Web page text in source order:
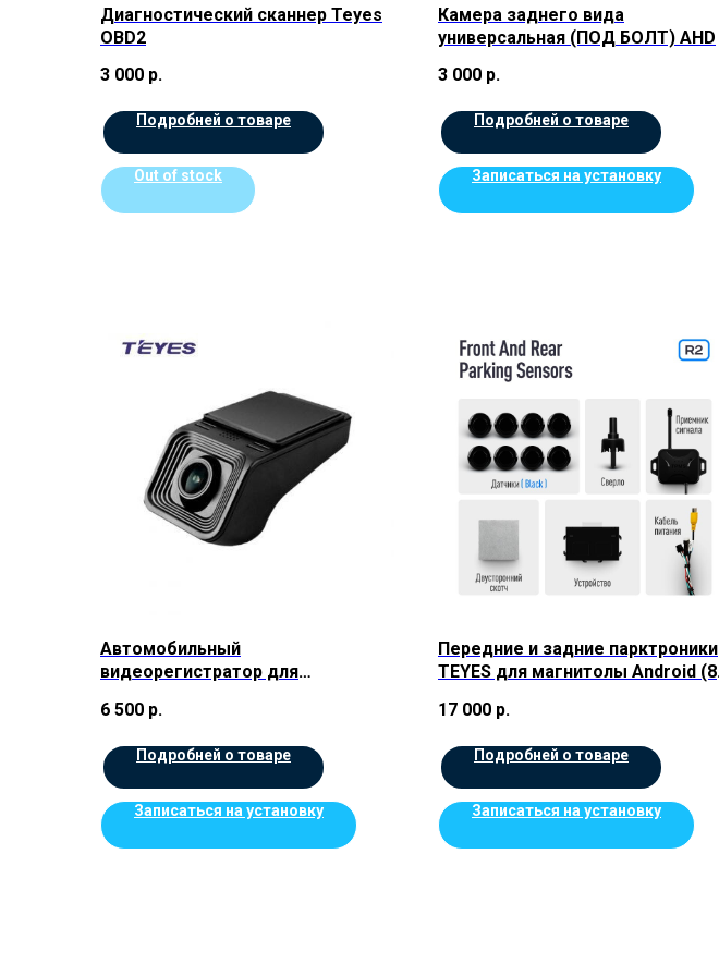
Диагностический сканнер Teyes
OBD2
3 000 р.
Подробней о товаре
Out of stock
Камера заднего вида
универсальная (ПОД БОЛТ) AHD
3 000 р.
Подробней о товаре
Записаться на установку
Автомобильный
видеорегистратор для
6 500 р.
Подробней о товаре
Записаться на установку
Передние и задние парктроники
TEYES для магнитолы Android (8
17 000 р.
Подробней о товаре
Записаться на установку